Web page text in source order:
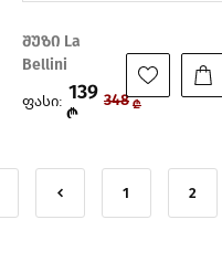
შუზი La
Bellini
ფასი: 139
₾
348 ₾
1 2